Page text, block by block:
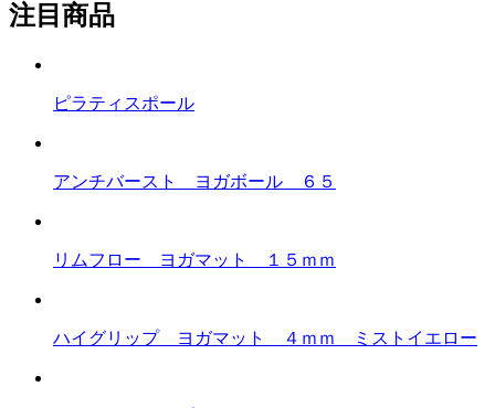
注目商品
ピラティスポール
アンチバースト ヨガボール ６５
リムフロー ヨガマット １５ｍｍ
ハイグリップ ヨガマット ４ｍｍ ミストイエロー